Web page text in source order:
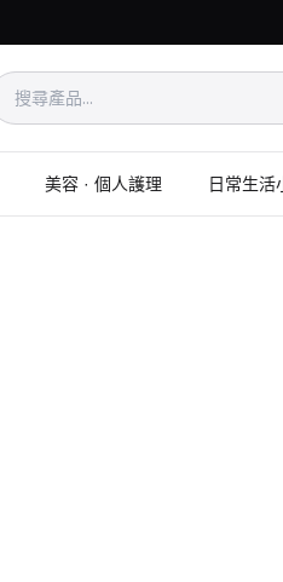
美容 · 個人護理 日常生活